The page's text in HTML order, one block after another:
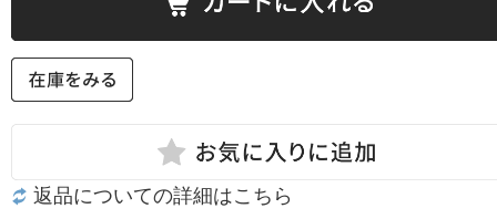
返品についての詳細はこちら